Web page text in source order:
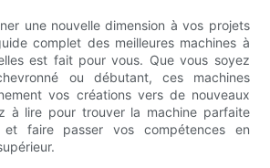
une nouvelle dimension à vos projets
complet des meilleures machines à
est fait pour vous. Que vous soyez
ou débutant, ces machines
vos créations vers de nouveaux
à lire pour trouver la machine parfaite
faire passer vos compétences en